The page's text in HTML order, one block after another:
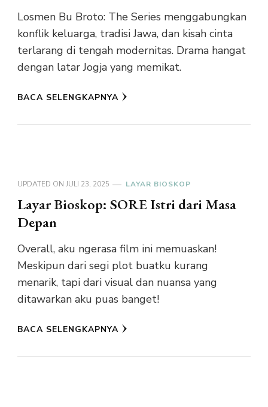
Losmen Bu Broto: The Series menggabungkan
konflik keluarga, tradisi Jawa, dan kisah cinta
terlarang di tengah modernitas. Drama hangat
dengan latar Jogja yang memikat.
BACA SELENGKAPNYA
UPDATED ON JULI 23, 2025 LAYAR BIOSKOP
Layar Bioskop: SORE Istri dari Masa
Depan
Overall, aku ngerasa film ini memuaskan!
Meskipun dari segi plot buatku kurang
menarik, tapi dari visual dan nuansa yang
ditawarkan aku puas banget!
BACA SELENGKAPNYA